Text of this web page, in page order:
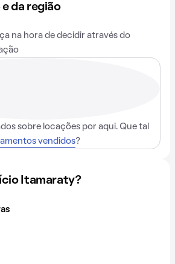
da região
na hora de decidir através do
sobre locações por aqui. Que tal
vendidos?
Itamaraty?